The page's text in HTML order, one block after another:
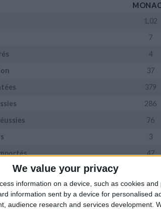
We value your privacy
information on a device, such as cookies and
information sent by a device for personalised
audience research and services development.
1,02
7
4
37
379
286
76
3
47
1
0